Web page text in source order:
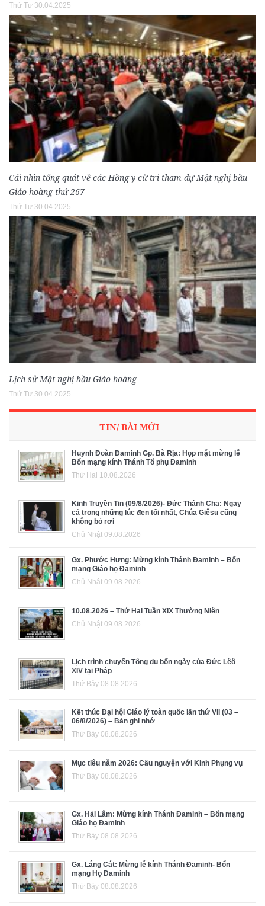
Thứ Tư 30.04.2025
Cái nhìn tổng quát về các Hồng y cử tri tham dự Mật nghị bầu
Giáo hoàng thứ 267
Thứ Tư 30.04.2025
Lịch sử Mật nghị bầu Giáo hoàng
Thứ Tư 30.04.2025
TIN/ BÀI MỚI
Huynh Đoàn Đaminh Gp. Bà Rịa: Họp mặt mừng lễ
Bổn mạng kính Thánh Tổ phụ Đaminh
Thứ Hai 10.08.2026
Kinh Truyền Tin (09/8/2026)- Đức Thánh Cha: Ngay
cả trong những lúc đen tối nhất, Chúa Giêsu cũng
không bỏ rơi
Chủ Nhật 09.08.2026
Gx. Phước Hưng: Mừng kính Thánh Đaminh – Bổn
mạng Giáo họ Đaminh
Chủ Nhật 09.08.2026
10.08.2026 – Thứ Hai Tuần XIX Thường Niên
Chủ Nhật 09.08.2026
Lịch trình chuyến Tông du bốn ngày của Đức Lêô
XIV tại Pháp
Thứ Bảy 08.08.2026
Kết thúc Đại hội Giáo lý toàn quốc lần thứ VII (03 –
06/8/2026) – Bản ghi nhớ
Thứ Bảy 08.08.2026
Mục tiêu năm 2026: Cầu nguyện với Kinh Phụng vụ
Thứ Bảy 08.08.2026
Gx. Hải Lâm: Mừng kính Thánh Đaminh – Bổn mạng
Giáo họ Đaminh
Thứ Bảy 08.08.2026
Gx. Láng Cát: Mừng lễ kính Thánh Đaminh- Bổn
mạng Họ Đaminh
Thứ Bảy 08.08.2026